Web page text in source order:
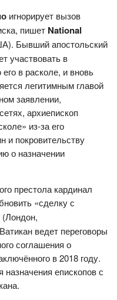
игнорирует вызов
пишет National
Бывший апостольский
участвовать в
в расколе, и вновь
легитимным главой
заявлении,
архиепископ
из-за его
и покровительству
о назначении
престола кардинал
«сделку с
(Лондон,
ведет переговоры
соглашения о
в 2018 году.
назначения епископов с